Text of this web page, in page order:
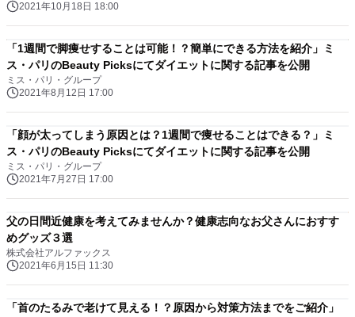
2021年10月18日 18:00
「1週間で脚痩せすることは可能！？簡単にできる方法を紹介」ミ
ス・パリのBeauty Picksにてダイエットに関する記事を公開
ミス・パリ・グループ
2021年8月12日 17:00
「顔が太ってしまう原因とは？1週間で痩せることはできる？」ミ
ス・パリのBeauty Picksにてダイエットに関する記事を公開
ミス・パリ・グループ
2021年7月27日 17:00
父の日間近健康を考えてみませんか？健康志向なお父さんにおすす
めグッズ３選
株式会社アルファックス
2021年6月15日 11:30
「首のたるみで老けて見える！？原因から対策方法までをご紹介」